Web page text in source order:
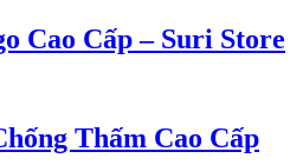
Cao Cấp – Suri Store
Thấm Cao Cấp